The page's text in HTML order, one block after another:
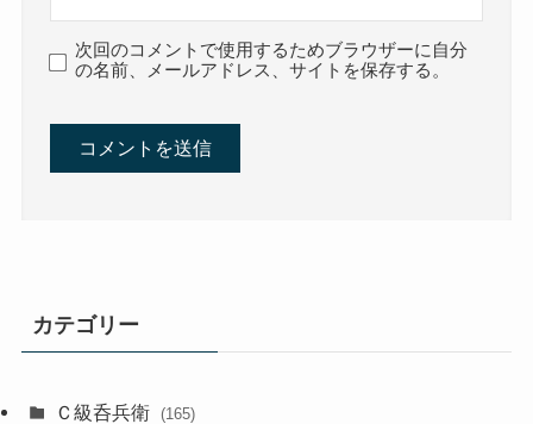
次回のコメントで使用するためブラウザーに自分
の名前、メールアドレス、サイトを保存する。
カテゴリー
Ｃ級呑兵衛 (165)